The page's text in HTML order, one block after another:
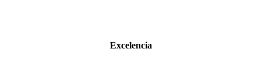
Excelencia